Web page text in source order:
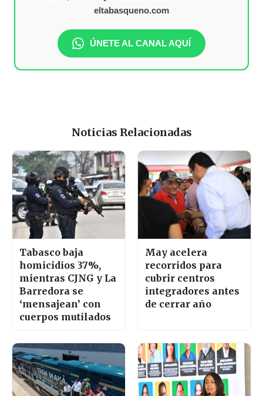
eltabasqueno.com
ÚNETE AL CANAL AQUÍ
Noticias Relacionadas
Tabasco baja
homicidios 37%,
mientras CJNG y La
Barredora se
‘mensajean’ con
cuerpos mutilados
May acelera
recorridos para
cubrir centros
integradores antes
de cerrar año